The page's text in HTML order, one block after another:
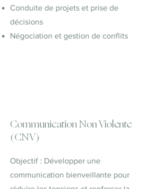
Conduite de projets et prise de
décisions
Négociation et gestion de conflits
Communication Non Violente
(CNV)
Objectif : Développer une
communication bienveillante pour